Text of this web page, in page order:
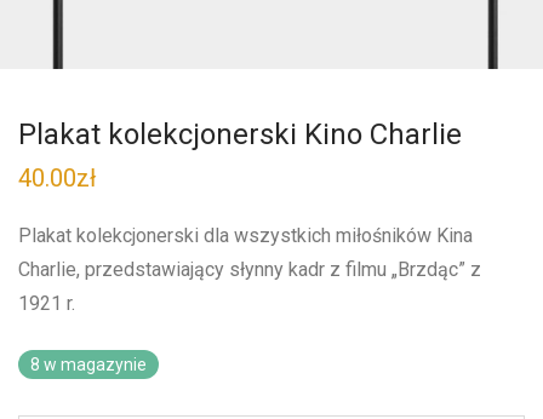
Plakat kolekcjonerski Kino Charlie
40.00zł
Plakat kolekcjonerski dla wszystkich miłośników Kina
Charlie, przedstawiający słynny kadr z filmu „Brzdąc” z
1921 r.
8 w magazynie